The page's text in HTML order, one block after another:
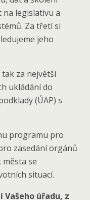
na legislativu a
Za třetí si
jeho
za největší
ukládání do
(ÚAP) s
programu pro
zasedání orgánů
se
situací.
Vašeho úřadu, z